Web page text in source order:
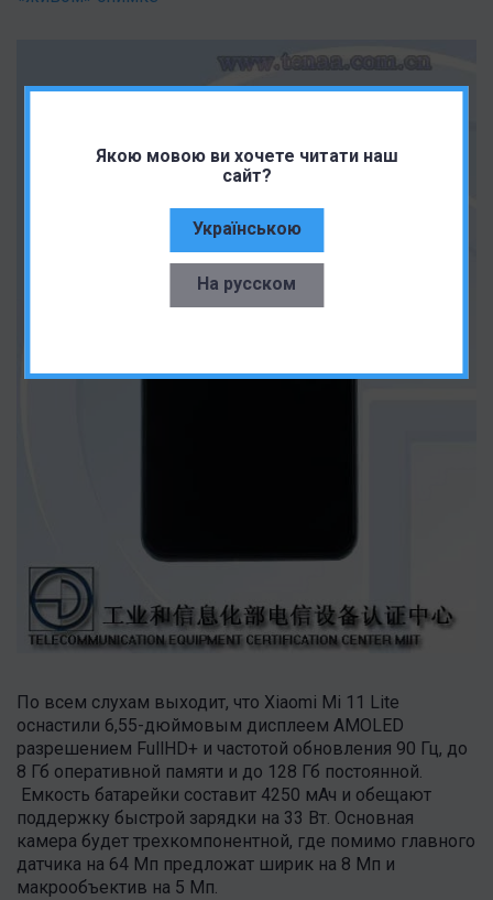
Якою мовою ви хочете читати наш
сайт?
Українською
На русском
По всем слухам выходит, что Xiaomi Mi 11 Lite
оснастили 6,55-дюймовым дисплеем AMOLED
разрешением FullHD+ и частотой обновления 90 Гц, до
8 Гб оперативной памяти и до 128 Гб постоянной.
Емкость батарейки составит 4250 мАч и обещают
поддержку быстрой зарядки на 33 Вт. Основная
камера будет трехкомпонентной, где помимо главного
датчика на 64 Мп предложат ширик на 8 Мп и
макрообъектив на 5 Мп.